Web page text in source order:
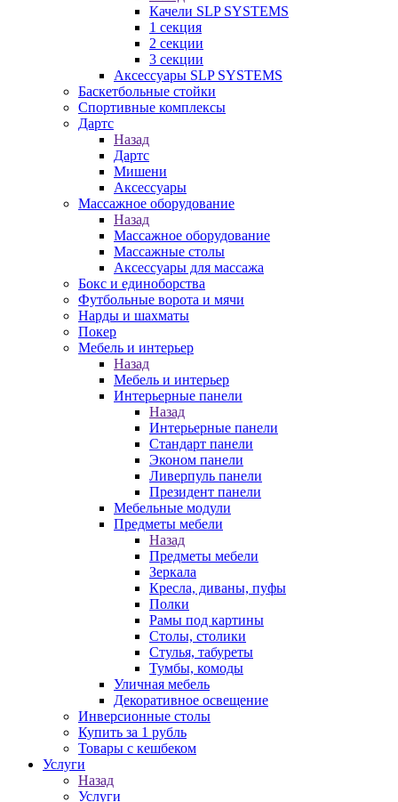
Качели SLP SYSTEMS
1 секция
2 секции
3 секции
Аксессуары SLP SYSTEMS
Баскетбольные стойки
Спортивные комплексы
Дартс
Назад
Дартс
Мишени
Аксессуары
Массажное оборудование
Назад
Массажное оборудование
Массажные столы
Аксессуары для массажа
Бокс и единоборства
Футбольные ворота и мячи
Нарды и шахматы
Покер
Мебель и интерьер
Назад
Мебель и интерьер
Интерьерные панели
Назад
Интерьерные панели
Стандарт панели
Эконом панели
Ливерпуль панели
Президент панели
Мебельные модули
Предметы мебели
Назад
Предметы мебели
Зеркала
Кресла, диваны, пуфы
Полки
Рамы под картины
Столы, столики
Стулья, табуреты
Тумбы, комоды
Уличная мебель
Декоративное освещение
Инверсионные столы
Купить за 1 рубль
Товары с кешбеком
Услуги
Назад
Услуги